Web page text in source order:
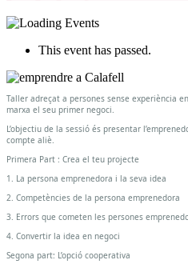
This event has passed.
Emprendre
és
una
opció.
Crea
el
teu
propi
projecte
Taller adreçat a persones sense experiència
marxa el seu primer negoci.
L’objectiu de la sessió és presentar
compte aliè.
Primera Part : Crea el teu projecte
1. La persona emprenedora i la seva idea
2. Competències de la persona emprenedora
3. Errors que cometen les persones
4. Convertir la idea en negoci
Segona part: L’opció cooperativa